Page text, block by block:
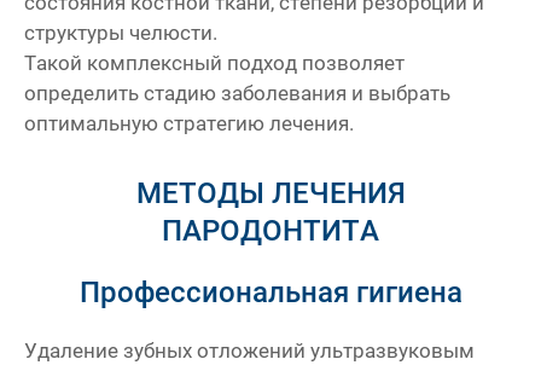
структуры челюсти.
Такой комплексный подход позволяет
определить стадию заболевания и выбрать
оптимальную стратегию лечения.
МЕТОДЫ ЛЕЧЕНИЯ
ПАРОДОНТИТА
Профессиональная гигиена
Удаление зубных отложений ультразвуковым